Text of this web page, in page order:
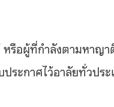
หรือผู้ที่กำลังตามหา
ระกาศไว้อาลัยทั่วป